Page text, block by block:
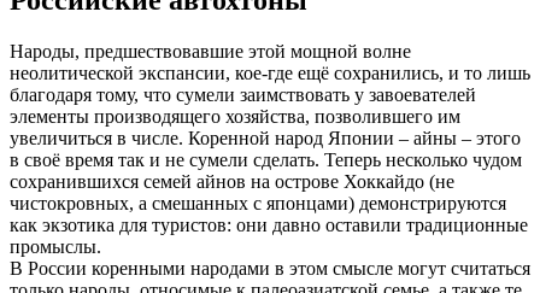
Народы, предшествовавшие этой мощной волне
неолитической экспансии, кое-где ещё сохранились, и то лишь
благодаря тому, что сумели заимствовать у завоевателей
элементы производящего хозяйства, позволившего им
увеличиться в числе. Коренной народ Японии – айны – этого
в своё время так и не сумели сделать. Теперь несколько чудом
сохранившихся семей айнов на острове Хоккайдо (не
чистокровных, а смешанных с японцами) демонстрируются
как экзотика для туристов: они давно оставили традиционные
промыслы.
В России коренными народами в этом смысле могут считаться